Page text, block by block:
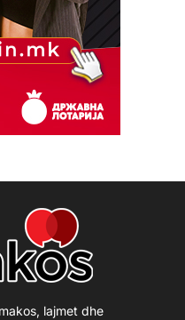
lajmet dhe